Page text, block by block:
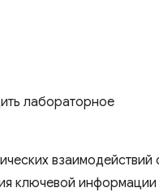
лабораторное
взаимодействий
ключевой информации